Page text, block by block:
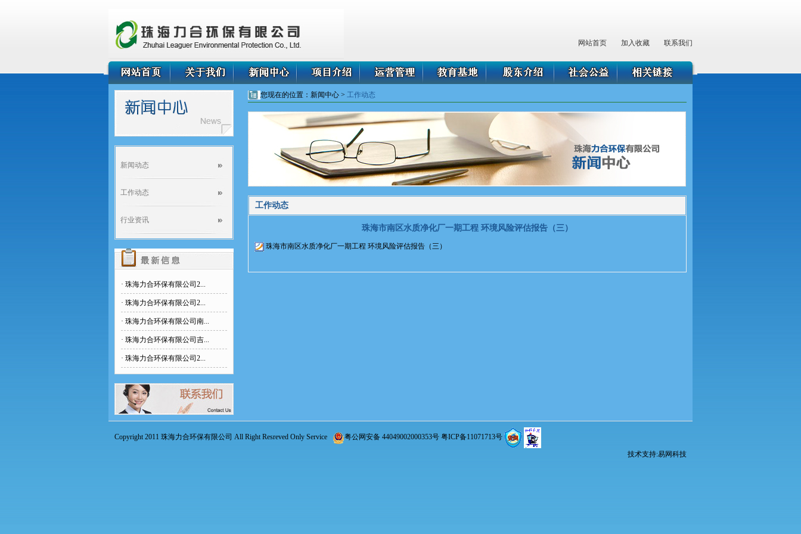
网站首页 加入收藏 联系我们
新闻动态
工作动态
行业资讯
· 珠海力合环保有限公司2...
· 珠海力合环保有限公司2...
· 珠海力合环保有限公司南...
· 珠海力合环保有限公司吉...
· 珠海力合环保有限公司2...
您现在的位置：新闻中心 > 工作动态
工作动态
珠海市南区水质净化厂一期工程 环境风险评估报告（三）
珠海市南区水质净化厂一期工程 环境风险评估报告（三）
Copyright 2011 珠海力合环保有限公司 All Right Resreved Only Service 粤公网安备 44049002000353号 粤ICP备11071713号
技术支持:易网科技